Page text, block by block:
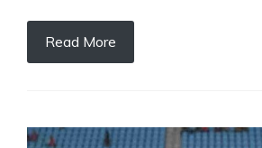
Read More